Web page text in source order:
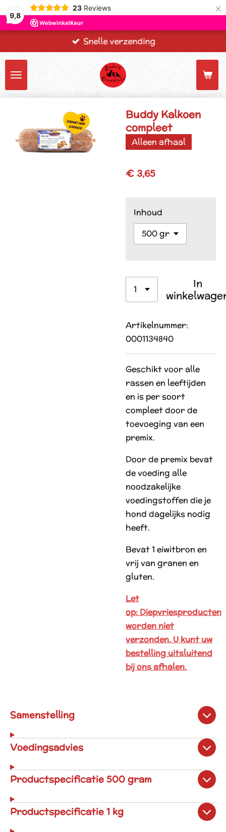
9,8
23 Reviews ×
Snelle verzending
Buddy Kalkoen
compleet
Alleen afhaal
€ 3,65
Inhoud
In
Artikelnummer:
0001134840
Geschikt voor alle
rassen en leeftijden
en is per soort
compleet door de
toevoeging van een
premix.
Door de premix bevat
de voeding alle
noodzakelijke
voedingstoffen die je
hond dagelijks nodig
heeft.
Bevat 1 eiwitbron en
vrij van granen en
gluten.
Let
op: Diepvriesproducten
worden niet
verzonden. U kunt uw
bestelling uitsluitend
bij ons afhalen.
Samenstelling
Voedingsadvies
Productspecificatie 500 gram
Productspecificatie 1 kg